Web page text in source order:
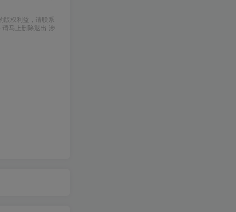
版权利益，请联系
马上删除退出 涉